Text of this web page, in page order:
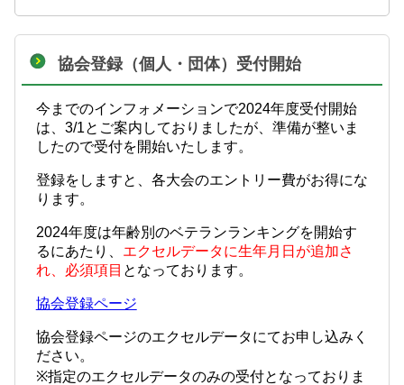
協会登録（個人・団体）受付開始
今までのインフォメーションで2024年度受付開始
は、3/1とご案内しておりましたが、準備が整いま
したので受付を開始いたします。
登録をしますと、各大会のエントリー費がお得にな
ります。
2024年度は年齢別のベテランランキングを開始す
るにあたり、 エクセルデータに生年月日が追加さ
れ、必須項目 となっております。
協会登録ページ
協会登録ページのエクセルデータにてお申し込みく
ださい。
※指定のエクセルデータのみの受付となっておりま